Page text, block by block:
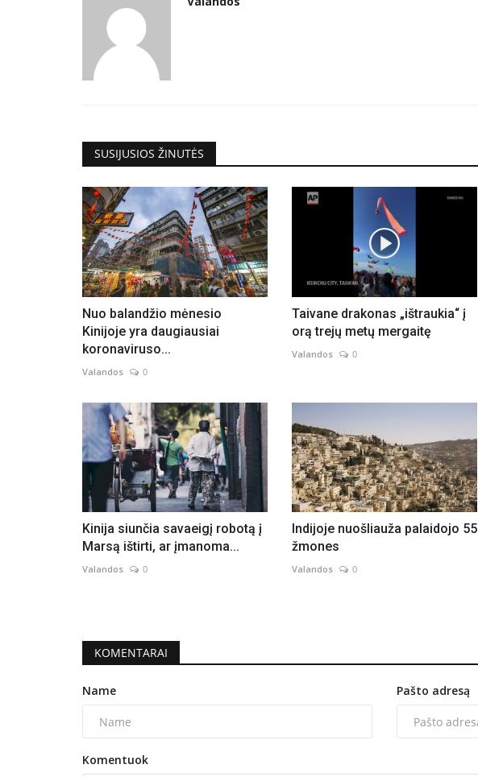
SUSIJUSIOS ŽINUTĖS
Nuo balandžio mėnesio
Kinijoje yra daugiausiai
koronaviruso...
Valandos 0
Taivane drakonas „ištraukia“ į
orą trejų metų mergaitę
Valandos 0
Kinija siunčia savaeigį robotą į
Marsą ištirti, ar įmanoma...
Valandos 0
Indijoje nuošliauža palaidojo 55
žmones
Valandos 0
KOMENTARAI
Name Pašto adresą
Komentuok